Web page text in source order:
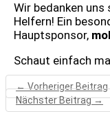
Wir bedanken
Helfern! Ein
Hauptsponsor,
Schaut einfach
←Vorheriger Beitrag
Nächster Beitrag→